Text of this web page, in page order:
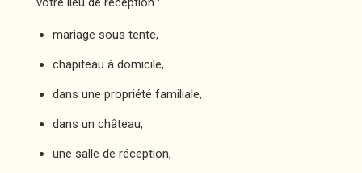
mariage sous tente,
chapiteau à domicile,
dans une propriété familiale,
dans un château,
une salle de réception,